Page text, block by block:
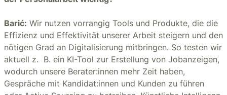
Barić: Wir nutzen vorrangig Tools und Produkte, die die
Effizienz und Effektivität unserer Arbeit steigern und den
nötigen Grad an Digitalisierung mitbringen. So testen wir
aktuell z. B. ein KI-Tool zur Erstellung von Jobanzeigen,
wodurch unsere Berater:innen mehr Zeit haben,
Gespräche mit Kandidat:innen und Kunden zu führen